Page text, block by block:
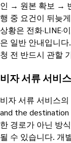
인 → 원본 확보 →
행 중 요건이 뒤늦
상황은 전화·LINE·
은 일반 안내입니
청 전 반드시 관할
비자 서류 서비
비자 서류 서비스
and the destination
한 경로가 아닌 방
될 수 있습니다. 개